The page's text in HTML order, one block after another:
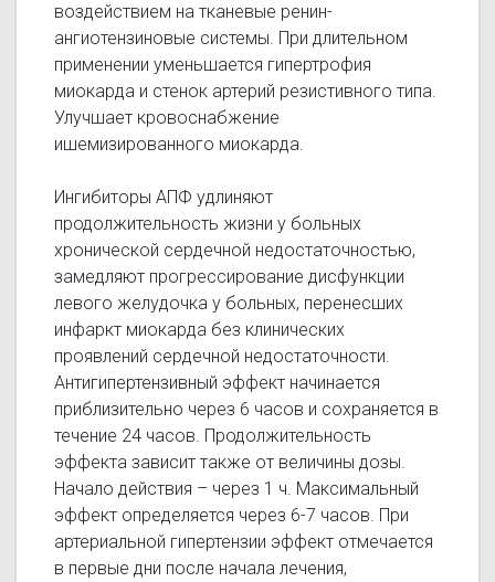
воздействием на тканевые ренин-
ангиотензиновые системы. При длительном
применении уменьшается гипертрофия
миокарда и стенок артерий резистивного типа.
Улучшает кровоснабжение
ишемизированного миокарда.
Ингибиторы АПФ удлиняют
продолжительность жизни у больных
хронической сердечной недостаточностью,
замедляют прогрессирование дисфункции
левого желудочка у больных, перенесших
инфаркт миокарда без клинических
проявлений сердечной недостаточности.
Антигипертензивный эффект начинается
приблизительно через 6 часов и сохраняется в
течение 24 часов. Продолжительность
эффекта зависит также от величины дозы.
Начало действия – через 1 ч. Максимальный
эффект определяется через 6-7 часов. При
артериальной гипертензии эффект отмечается
в первые дни после начала лечения,